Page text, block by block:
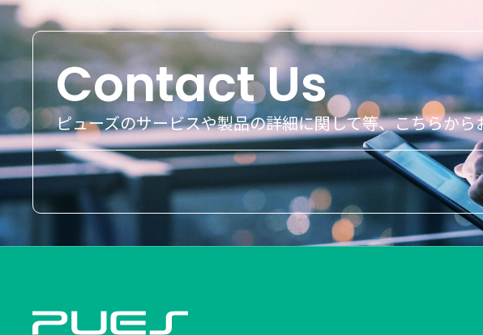
Contact Us
ピューズのサービスや製品の詳細に関して等、こちらか